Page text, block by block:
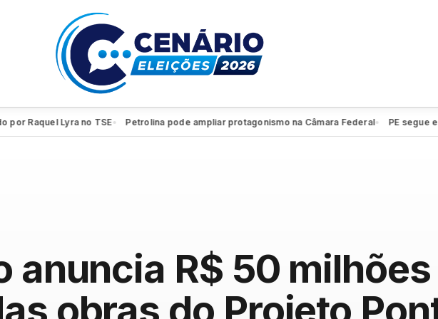
Lyra no TSE● Petrolina pode ampliar protagonismo na Câmara Federal● PE segue entre
anuncia R$ 50